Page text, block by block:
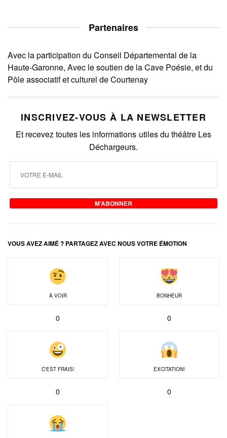
Partenaires
Avec la participation du Conseil Départemental de la
Haute-Garonne, Avec le soutien de la Cave Poésie, et du
Pôle associatif et culturel de Courtenay
INSCRIVEZ-VOUS À LA NEWSLETTER
Et recevez toutes les informations utiles du théâtre Les
Déchargeurs.
M’ABONNER
VOUS AVEZ AIMÉ ? PARTAGEZ AVEC NOUS VOTRE ÉMOTION
À VOIR
0
BONHEUR
0
C'EST FRAIS!
0
EXCITATION!
0